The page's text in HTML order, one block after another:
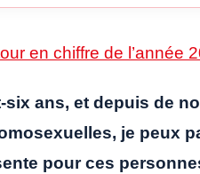
en chiffre de l’année
six ans, et depuis de
je peux
pour ces